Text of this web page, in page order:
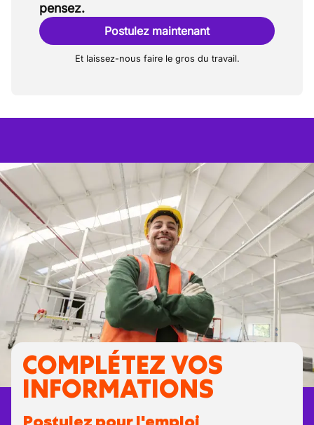
pensez.
Postulez maintenant
Et laissez-nous faire le gros du travail.
COMPLÉTEZ VOS
INFORMATIONS